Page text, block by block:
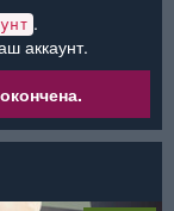
.
аккаунт.